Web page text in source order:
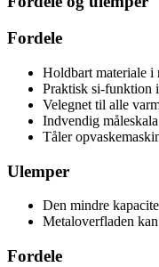
Fordele
Holdbart materiale i
Praktisk si-funktion
Velegnet til alle
Indvendig
Tåler
Ulemper
Den mindre
Metaloverfladen
Fordele